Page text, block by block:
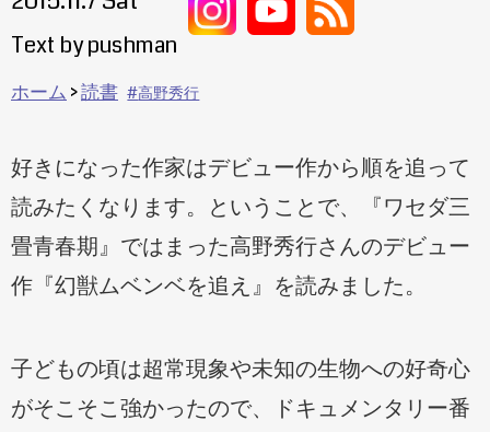
好きになった作家はデビュー作から順を追って
読みたくなります。ということで、『ワセダ三
畳青春期』ではまった高野秀行さんのデビュー
作『幻獣ムベンベを追え』を読みました。
子どもの頃は超常現象や未知の生物への好奇心
がそこそこ強かったので、ドキュメンタリー番
Text by pushman
ホーム 読書 高野秀行